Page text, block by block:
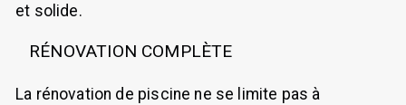
et solide.
RÉNOVATION COMPLÈTE
La rénovation de piscine ne se limite pas à